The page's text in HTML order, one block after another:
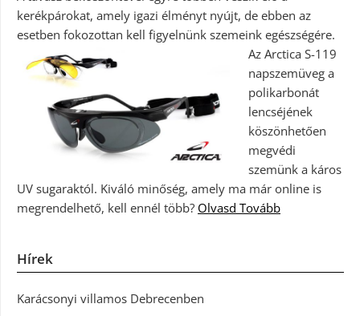
kerékpárokat, amely igazi élményt nyújt, de ebben az
esetben fokozottan kell figyelnünk szemeink egészségére.
Az Arctica S-119
napszemüveg a
polikarbonát
lencséjének
köszönhetően
megvédi
szemünk a káros
UV sugaraktól. Kiváló minőség, amely ma már online is
megrendelhető, kell ennél több? Olvasd Tovább
Hírek
Karácsonyi villamos Debrecenben